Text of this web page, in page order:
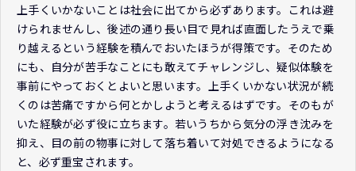
上手くいかないことは社会に出てから必ずあります。これは避
けられませんし、後述の通り長い目で見れば直面したうえで乗
り越えるという経験を積んでおいたほうが得策です。そのため
にも、自分が苦手なことにも敢えてチャレンジし、疑似体験を
事前にやっておくとよいと思います。上手くいかない状況が続
くのは苦痛ですから何とかしようと考えるはずです。そのもが
いた経験が必ず役に立ちます。若いうちから気分の浮き沈みを
抑え、目の前の物事に対して落ち着いて対処できるようになる
と、必ず重宝されます。